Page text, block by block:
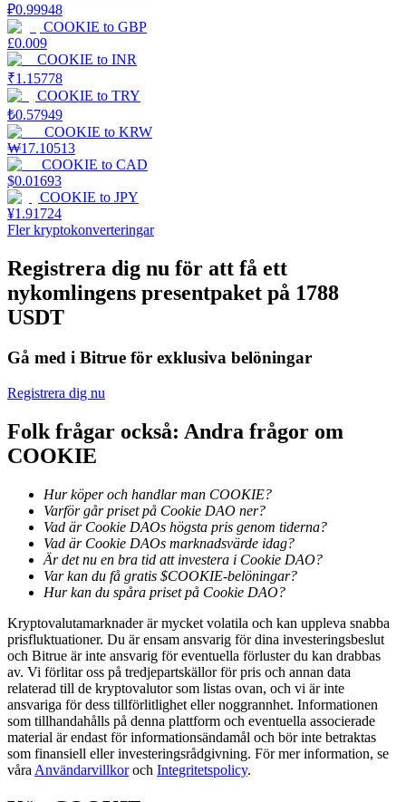
Utsättning
Hög avkastning och omedelbar tillgång
Launchpool
Flexibel insats för att tjäna populära tokens
BTR-låsningar
Lån
Kryptostödd lånetjänst
₽0.99948
COOKIE to GBP
£0.009
COOKIE to INR
₹1.15778
COOKIE to TRY
₺0.57949
COOKIE to KRW
₩17.10513
COOKIE to CAD
$0.01693
COOKIE to JPY
¥1.91724
Fler kryptokonverteringar
Registrera dig nu för att få ett
nykomlingens presentpaket på 1788
USDT
Gå med i Bitrue för exklusiva belöningar
Registrera dig nu
Folk frågar också: Andra frågor om
COOKIE
Hur köper och handlar man COOKIE?
Varför går priset på Cookie DAO ner?
Vad är Cookie DAOs högsta pris genom tiderna?
Vad är Cookie DAOs marknadsvärde idag?
Är det nu en bra tid att investera i Cookie DAO?
Var kan du få gratis $COOKIE-belöningar?
Hur kan du spåra priset på Cookie DAO?
Kryptovalutamarknader är mycket volatila och kan uppleva snabba
prisfluktuationer. Du är ensam ansvarig för dina investeringsbeslut
och Bitrue är inte ansvarig för eventuella förluster du kan drabbas
av. Vi förlitar oss på tredjepartskällor för pris och annan data
relaterad till de kryptovalutor som listas ovan, och vi är inte
ansvariga för dess tillförlitlighet eller noggrannhet. Informationen
som tillhandahålls på denna plattform och eventuella associerade
material är endast för informationsändamål och bör inte betraktas
som finansiell eller investeringsrådgivning. För mer information, se
våra Användarvillkoroch Integritetspolicy.